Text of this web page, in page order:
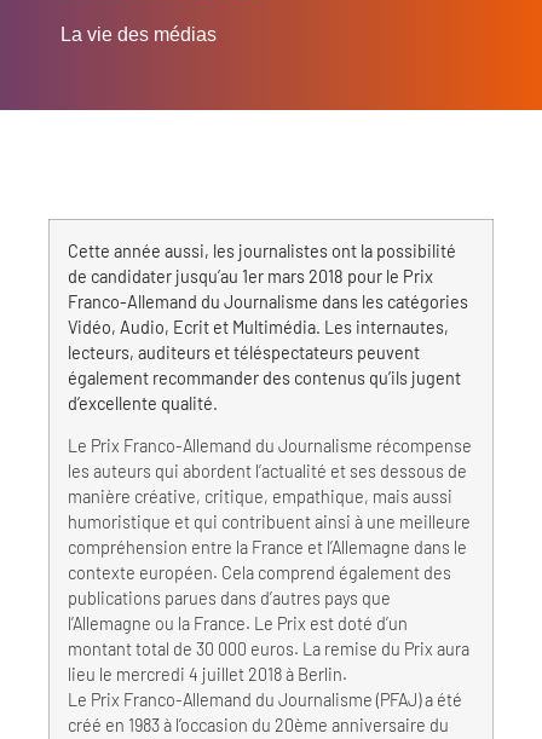
La vie des médias
Cette année aussi, les journalistes ont la possibilité
de candidater jusqu’au 1er mars 2018 pour le Prix
Franco-Allemand du Journalisme dans les catégories
Vidéo, Audio, Ecrit et Multimédia. Les internautes,
lecteurs, auditeurs et téléspectateurs peuvent
également recommander des contenus qu’ils jugent
d’excellente qualité.
Le Prix Franco-Allemand du Journalisme récompense
les auteurs qui abordent l’actualité et ses dessous de
manière créative, critique, empathique, mais aussi
humoristique et qui contribuent ainsi à une meilleure
compréhension entre la France et l’Allemagne dans le
contexte européen. Cela comprend également des
publications parues dans d’autres pays que
l’Allemagne ou la France. Le Prix est doté d’un
montant total de 30 000 euros. La remise du Prix aura
lieu le mercredi 4 juillet 2018 à Berlin.
Le Prix Franco-Allemand du Journalisme (PFAJ) a été
créé en 1983 à l’occasion du 20ème anniversaire du